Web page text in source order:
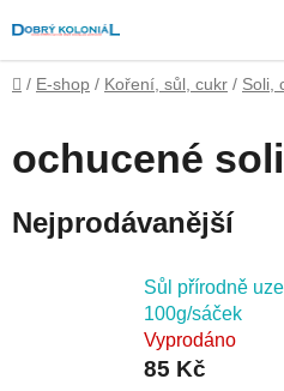
na
obsah
Domů
/ E-shop / Koření, sůl, cukr / Soli,
ochucené soli
Nejprodávanější
Sůl přírodně
100g/sáček
Vyprodáno
85 Kč